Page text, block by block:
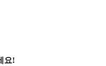
요!